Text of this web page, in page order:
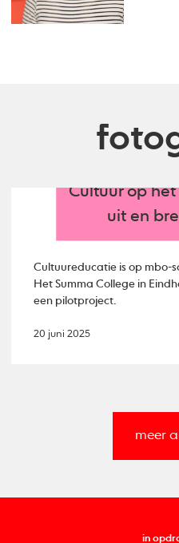
Cultuur op
uit en
Cultuureducatie is op mbo-
Het Summa College in
een pilotproject.
20 juni 2025
meer
in